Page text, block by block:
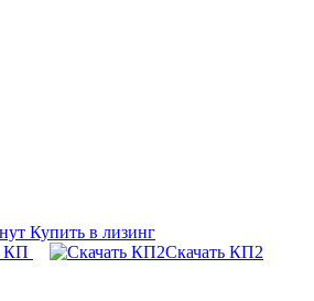
Купить в лизинг
КП
Скачать КП2